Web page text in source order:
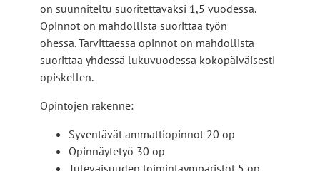
on suunniteltu suoritettavaksi 1,5 vuodessa.
Opinnot on mahdollista suorittaa työn
ohessa. Tarvittaessa opinnot on mahdollista
suorittaa yhdessä lukuvuodessa kokopäiväisesti
opiskellen.
Opintojen rakenne:
Syventävät ammattiopinnot 20 op
Opinnäytetyö 30 op
Tulevaisuuden toimintaympäristöt 5 op